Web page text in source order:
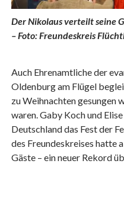
Der Nikolaus verteilt seine
– Foto: Freundeskreis
Auch Ehrenamtliche der
Oldenburg am Flügel
zu Weihnachten gesungen
waren. Gaby Koch und
Deutschland das Fest der
des Freundeskreises hatte
Gäste – ein neuer Rekord